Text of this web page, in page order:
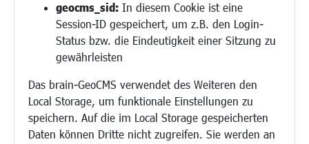
geocms_sid: In diesem Cookie ist eine
Session-ID gespeichert, um z.B. den Login-
Status bzw. die Eindeutigkeit einer Sitzung zu
gewährleisten
Das brain-GeoCMS verwendet des Weiteren den
Local Storage, um funktionale Einstellungen zu
speichern. Auf die im Local Storage gespeicherten
Daten können Dritte nicht zugreifen. Sie werden an
Bauen/Umwelt/Mobilität
Bebauungsplanung
Verkehr/Mobilität
Glasfaserausbau
Aktuelle Baustellen
Paddelteich